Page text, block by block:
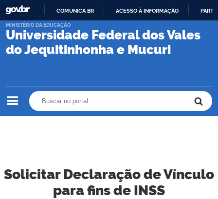
PARA
CONTEÚDO
COMUNICA BR ACESSO À INFORMAÇÃO
Universidade Federal dos Vales
do Jequitinhonha e Mucuri
MINISTÉRIO DA EDUCAÇÃO
Solicitar Declaração de Vínculo
para fins de INSS